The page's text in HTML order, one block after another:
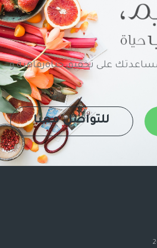
على تحقيق حياةرفاهية و
للتواصل معنا